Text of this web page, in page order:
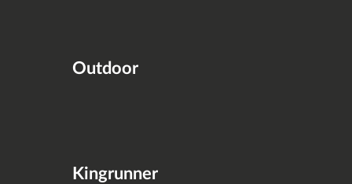
Outdoor
Kingrunner